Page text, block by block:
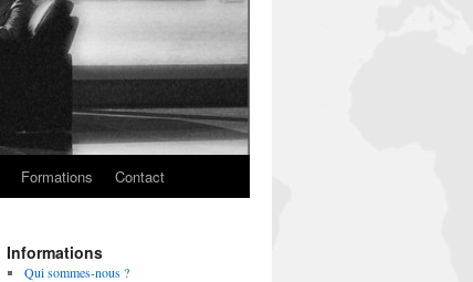
Formations Contact
Informations
Qui sommes-nous ?